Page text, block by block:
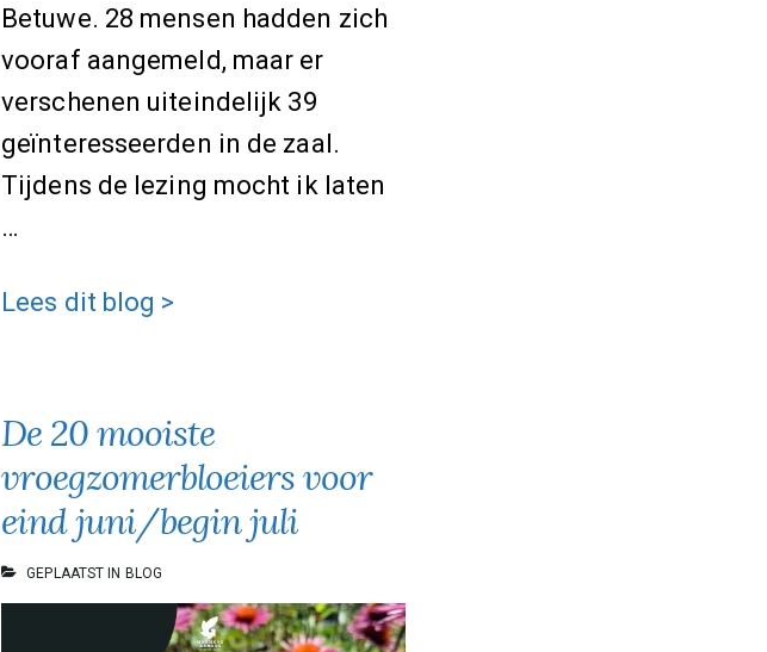
Betuwe. 28 mensen hadden zich
vooraf aangemeld, maar er
verschenen uiteindelijk 39
geïnteresseerden in de zaal.
Tijdens de lezing mocht ik laten
…
Hoe
verliep
bij
Groei
Lees dit blog >
De 20 mooiste
vroegzomerbloeiers voor
eind juni/begin juli
GEPLAATST IN BLOG